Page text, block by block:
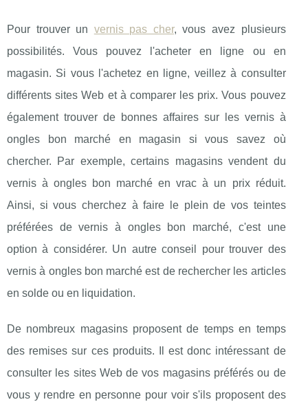
Pour trouver un vernis pas cher, vous avez plusieurs
possibilités. Vous pouvez l'acheter en ligne ou en
magasin. Si vous l'achetez en ligne, veillez à consulter
différents sites Web et à comparer les prix. Vous pouvez
également trouver de bonnes affaires sur les vernis à
ongles bon marché en magasin si vous savez où
chercher. Par exemple, certains magasins vendent du
vernis à ongles bon marché en vrac à un prix réduit.
Ainsi, si vous cherchez à faire le plein de vos teintes
préférées de vernis à ongles bon marché, c'est une
option à considérer. Un autre conseil pour trouver des
vernis à ongles bon marché est de rechercher les articles
en solde ou en liquidation.
De nombreux magasins proposent de temps en temps
des remises sur ces produits. Il est donc intéressant de
consulter les sites Web de vos magasins préférés ou de
vous y rendre en personne pour voir s'ils proposent des